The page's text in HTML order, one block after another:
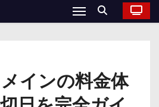
インの料金体